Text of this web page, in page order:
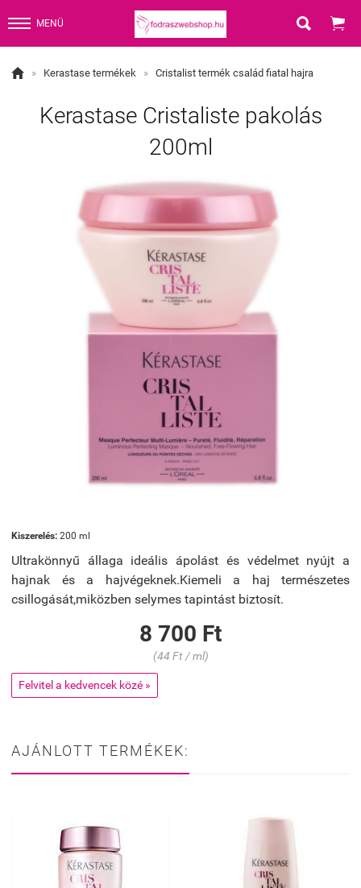
MENÜ  
 » Kerastase termékek » Cristalist termék család fiatal hajra
Kerastase Cristaliste pakolás
200ml
Kiszerelés: 200 ml
Ultrakönnyű állaga ideális ápolást és védelmet nyújt a
hajnak és a hajvégeknek.Kiemeli a haj természetes
csillogását,miközben selymes tapintást biztosít.
8 700 Ft
(44 Ft / ml)
Felvitel a kedvencek közé »
AJÁNLOTT TERMÉKEK: